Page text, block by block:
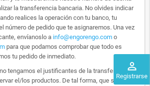
perm_identity
Registrarse
la transferencia bancaria. No olvides indicar
realices la operación con tu banco, tu
número de pedido que te asignaremos. Una vez
envíanoslo a info@engorengo.com o
para que podamos comprobar que todo es
tu pedido de inmediato.
tengamos el justificantes de la transferencia,
el/los productos. De tal forma, que si alguien